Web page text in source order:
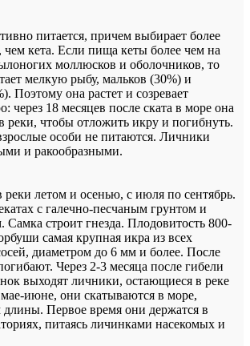
питается, причем выбирает более
кета. Если пища кеты более чем на
моллюсков и оболочников, то
мелкую рыбу, мальков (30%) и
Поэтому она растет и созревает
через 18 месяцев после ската в море она
реки, чтобы отложить икру и погибнуть.
особи не питаются. Личники
и ракообразными.
реки летом и осенью, с июля по сентябрь.
с галечно-песчаным грунтом и
строит гнезда. Плодовитость 800-
самая крупная икра из всех
диаметром до 6 мм и более. После
Через 2-3 месяца после гибели
выходят личники, остающиеся в реке
июне, они скатываются в море,
длины. Первое время они держатся в
питаясь личинками насекомых и